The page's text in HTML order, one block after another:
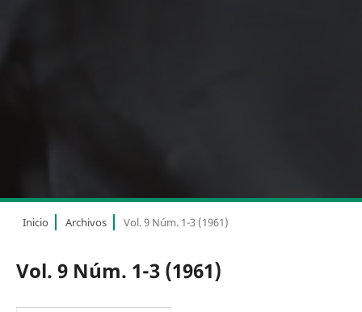
Inicio Archivos Vol. 9 Núm. 1-3 (1961)
Vol. 9 Núm. 1-3 (1961)